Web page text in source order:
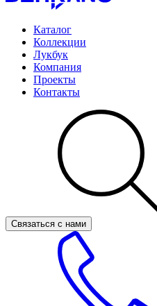
Каталог
Коллекции
Лукбук
Компания
Проекты
Контакты
Связаться с нами